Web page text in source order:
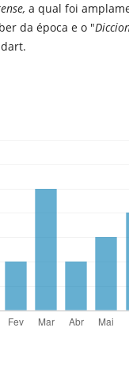
a qual foi
da época e o "